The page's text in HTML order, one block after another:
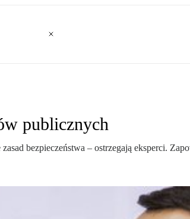
publicznych
bezpieczeństwa – ostrzegają eksperci.